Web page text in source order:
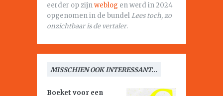
eerder op zijnweblog en werd in 2024
opgenomen in de bundelLees toch, zo
onzichtbaar is de vertaler.
MISSCHIEN OOK INTERESSANT...
Boeket voor een